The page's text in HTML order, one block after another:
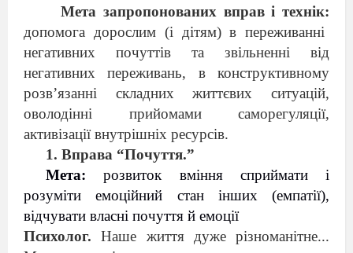
Мета запропонованих вправ і технік:
допомога дорослим (і дітям) в переживанні
негативних почуттів та звільненні від
негативних переживань, в конструктивному
розв’язанні складних життєвих ситуацій,
оволодінні прийомами саморегуляції,
активізації внутрішніх ресурсів.
1. Вправа “Почуття.”
Мета: розвиток вміння сприймати і
розуміти емоційний стан інших (емпатії),
відчувати власні почуття й емоції
Психолог. Наше життя дуже різноманітне...